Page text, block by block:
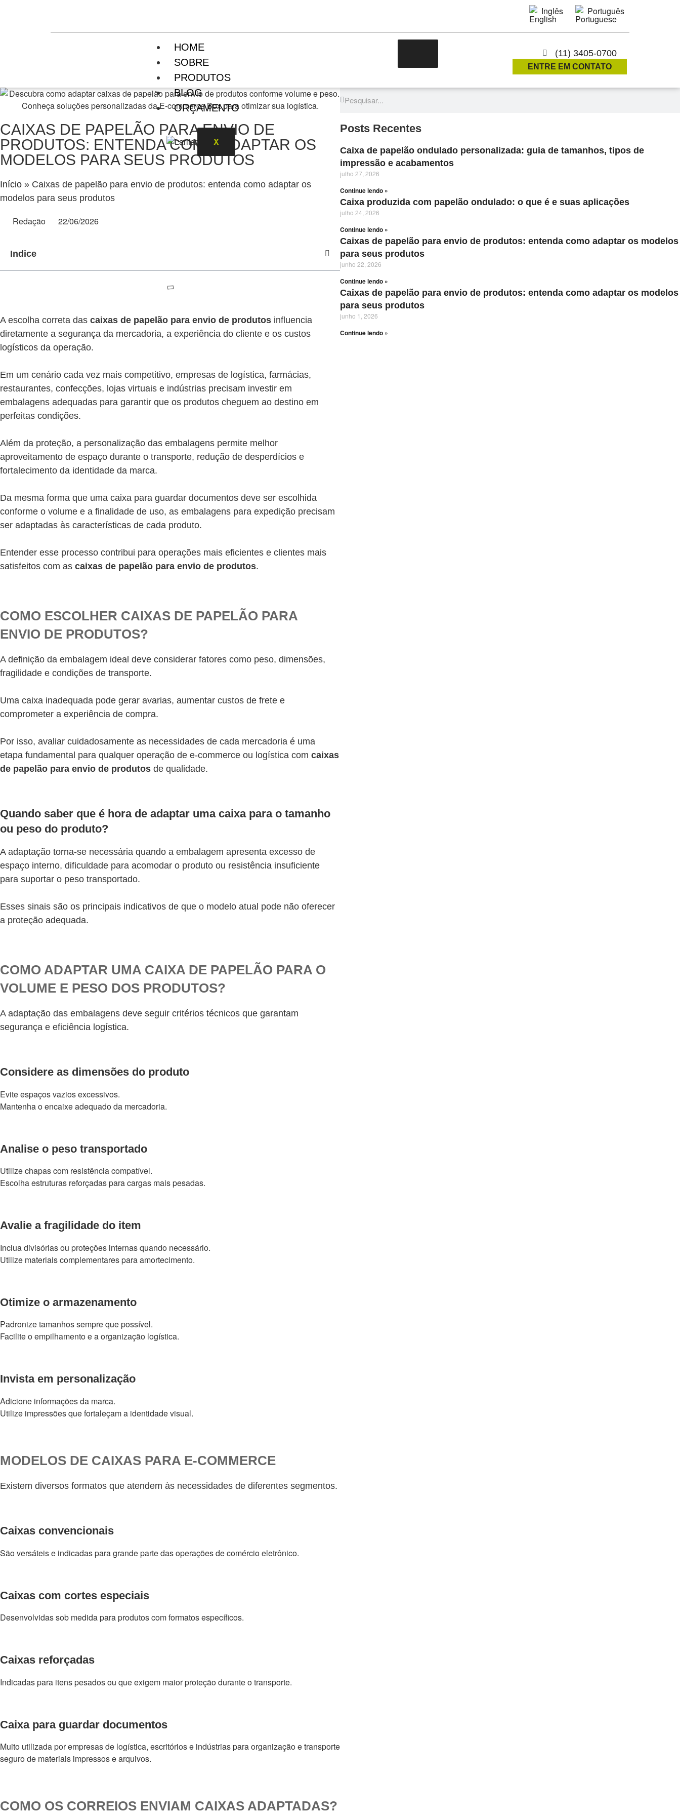
Inglês Português
HOME
SOBRE
PRODUTOS
BLOG
ORÇAMENTO
X
(11) 3405-0700
ENTRE EM CONTATO
CAIXAS DE PAPELÃO PARA ENVIO DE
PRODUTOS: ENTENDA COMO ADAPTAR OS
MODELOS PARA SEUS PRODUTOS
Início » Caixas de papelão para envio de produtos: entenda como adaptar os
modelos para seus produtos
Redação 22/06/2026
Indice
A escolha correta das caixas de papelão para envio de produtos influencia
diretamente a segurança da mercadoria, a experiência do cliente e os custos
logísticos da operação.
Em um cenário cada vez mais competitivo, empresas de logística, farmácias,
restaurantes, confecções, lojas virtuais e indústrias precisam investir em
embalagens adequadas para garantir que os produtos cheguem ao destino em
perfeitas condições.
Além da proteção, a personalização das embalagens permite melhor
aproveitamento de espaço durante o transporte, redução de desperdícios e
fortalecimento da identidade da marca.
Da mesma forma que uma caixa para guardar documentos deve ser escolhida
conforme o volume e a finalidade de uso, as embalagens para expedição precisam
ser adaptadas às características de cada produto.
Entender esse processo contribui para operações mais eficientes e clientes mais
satisfeitos com as caixas de papelão para envio de produtos.
COMO ESCOLHER CAIXAS DE PAPELÃO PARA
ENVIO DE PRODUTOS?
A definição da embalagem ideal deve considerar fatores como peso, dimensões,
fragilidade e condições de transporte.
Uma caixa inadequada pode gerar avarias, aumentar custos de frete e
comprometer a experiência de compra.
Por isso, avaliar cuidadosamente as necessidades de cada mercadoria é uma
etapa fundamental para qualquer operação de e-commerce ou logística com caixas
de papelão para envio de produtos de qualidade.
Quando saber que é hora de adaptar uma caixa para o tamanho
ou peso do produto?
A adaptação torna-se necessária quando a embalagem apresenta excesso de
espaço interno, dificuldade para acomodar o produto ou resistência insuficiente
para suportar o peso transportado.
Esses sinais são os principais indicativos de que o modelo atual pode não oferecer
a proteção adequada.
COMO ADAPTAR UMA CAIXA DE PAPELÃO PARA O
VOLUME E PESO DOS PRODUTOS?
A adaptação das embalagens deve seguir critérios técnicos que garantam
segurança e eficiência logística.
Considere as dimensões do produto
Evite espaços vazios excessivos.
Mantenha o encaixe adequado da mercadoria.
Analise o peso transportado
Utilize chapas com resistência compatível.
Escolha estruturas reforçadas para cargas mais pesadas.
Avalie a fragilidade do item
Inclua divisórias ou proteções internas quando necessário.
Utilize materiais complementares para amortecimento.
Otimize o armazenamento
Padronize tamanhos sempre que possível.
Facilite o empilhamento e a organização logística.
Invista em personalização
Adicione informações da marca.
Utilize impressões que fortaleçam a identidade visual.
MODELOS DE CAIXAS PARA E-COMMERCE
Existem diversos formatos que atendem às necessidades de diferentes segmentos.
Caixas convencionais
São versáteis e indicadas para grande parte das operações de comércio eletrônico.
Caixas com cortes especiais
Desenvolvidas sob medida para produtos com formatos específicos.
Caixas reforçadas
Indicadas para itens pesados ou que exigem maior proteção durante o transporte.
Caixa para guardar documentos
Muito utilizada por empresas de logística, escritórios e indústrias para organização e transporte
seguro de materiais impressos e arquivos.
COMO OS CORREIOS ENVIAM CAIXAS ADAPTADAS?
Posts Recentes
Caixa de papelão ondulado personalizada: guia de tamanhos, tipos de
impressão e acabamentos
julho 27, 2026
Continue lendo »
Caixa produzida com papelão ondulado: o que é e suas aplicações
julho 24, 2026
Continue lendo »
Caixas de papelão para envio de produtos: entenda como adaptar os modelos
para seus produtos
junho 22, 2026
Continue lendo »
Caixas de papelão para envio de produtos: entenda como adaptar os modelos
para seus produtos
junho 1, 2026
Continue lendo »